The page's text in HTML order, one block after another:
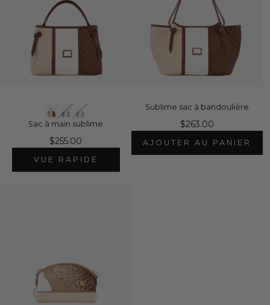
Sac à main sublime
$255.00
VUE RAPIDE
Sublime sac à bandoulière
$263.00
AJOUTER AU PANIER